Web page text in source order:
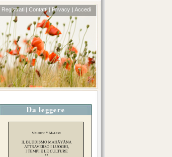
Registrati | Contatti | Privacy | Accedi
Da leggere